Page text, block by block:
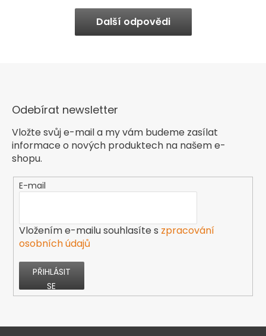
Další odpovědi
Odebírat newsletter
Vložte svůj e-mail a my vám budeme zasílat
informace o nových produktech na našem e-
shopu.
E-mail
Vložením e-mailu souhlasíte s zpracování
osobních údajů
PŘIHLÁSIT
SE